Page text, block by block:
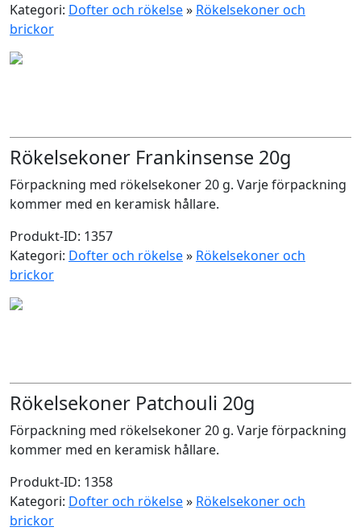
Kategori: Dofter och rökelse» Rökelsekoner och
brickor
Rökelsekoner Frankinsense 20g
Förpackning med rökelsekoner 20 g. Varje förpackning
kommer med en keramisk hållare.
Produkt-ID: 1357
Kategori: Dofter och rökelse» Rökelsekoner och
brickor
Rökelsekoner Patchouli 20g
Förpackning med rökelsekoner 20 g. Varje förpackning
kommer med en keramisk hållare.
Produkt-ID: 1358
Kategori: Dofter och rökelse» Rökelsekoner och
brickor